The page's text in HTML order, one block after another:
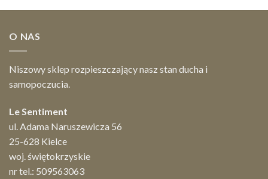
O NAS
Niszowy sklep rozpieszczający nasz stan ducha i
samopoczucia.
Le Sentiment
ul. Adama Naruszewicza 56
25-628 Kielce
woj. świętokrzyskie
nr tel.: 509563063